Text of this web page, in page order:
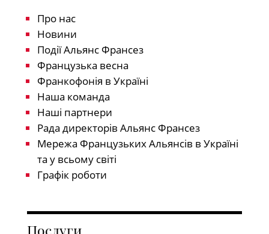
Про нас
Новини
Події Альянс Франсез
Французька весна
Франкофонія в Україні
Наша команда
Наші партнери
Рада директорів Альянс Франсез
Мережа Французьких Альянсів в Україні
та у всьому світі
Графік роботи